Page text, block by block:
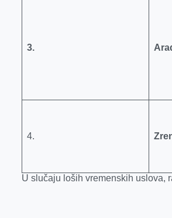
3.
4.
U slučaju loših vremenskih uslova,